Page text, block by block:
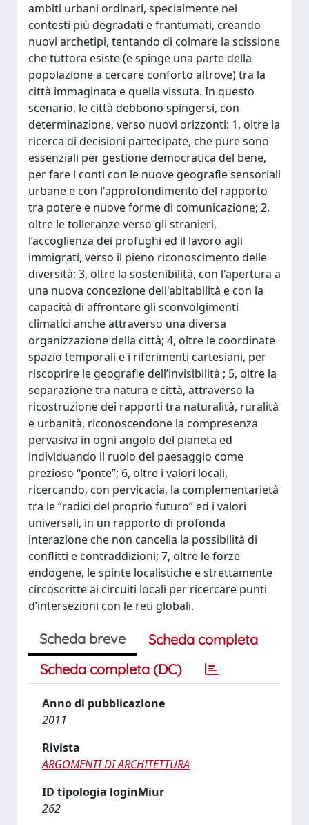
ambiti urbani ordinari, specialmente nei
contesti più degradati e frantumati, creando
nuovi archetipi, tentando di colmare la scissione
che tuttora esiste (e spinge una parte della
popolazione a cercare conforto altrove) tra la
città immaginata e quella vissuta. In questo
scenario, le città debbono spingersi, con
determinazione, verso nuovi orizzonti: 1, oltre la
ricerca di decisioni partecipate, che pure sono
essenziali per gestione democratica del bene,
per fare i conti con le nuove geografie sensoriali
urbane e con l'approfondimento del rapporto
tra potere e nuove forme di comunicazione; 2,
oltre le tolleranze verso gli stranieri,
l’accoglienza dei profughi ed il lavoro agli
immigrati, verso il pieno riconoscimento delle
diversità; 3, oltre la sostenibilità, con l'apertura a
una nuova concezione dell'abitabilità e con la
capacità di affrontare gli sconvolgimenti
climatici anche attraverso una diversa
organizzazione della città; 4, oltre le coordinate
spazio temporali e i riferimenti cartesiani, per
riscoprire le geografie dell’invisibilità ; 5, oltre la
separazione tra natura e città, attraverso la
ricostruzione dei rapporti tra naturalità, ruralità
e urbanità, riconoscendone la compresenza
pervasiva in ogni angolo del pianeta ed
individuando il ruolo del paesaggio come
prezioso “ponte”; 6, oltre i valori locali,
ricercando, con pervicacia, la complementarietà
tra le “radici del proprio futuro” ed i valori
universali, in un rapporto di profonda
interazione che non cancella la possibilità di
conflitti e contraddizioni; 7, oltre le forze
endogene, le spinte localistiche e strettamente
circoscritte ai circuiti locali per ricercare punti
d’intersezioni con le reti globali.
Scheda breve
Scheda completa
Scheda completa (DC)
Anno di pubblicazione
2011
Rivista
ARGOMENTI DI ARCHITETTURA
ID tipologia loginMiur
262